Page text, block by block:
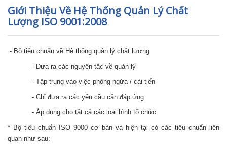
Giới Thiệu Về Hệ Thống Quản Lý Chất
Lượng ISO 9001:2008
- Bộ tiêu chuẩn về Hệ thống quản lý chất lượng
- Đưa ra các nguyên tắc về quản lý
- Tập trung vào việc phòng ngừa / cải tiến
- Chỉ đưa ra các yêu cầu cần đáp ứng
- Áp dụng cho tất cả các loại hình tổ chức
* Bộ tiêu chuẩn ISO 9000 cơ bản và hiện tại có các tiêu chuẩn liên
quan như sau: